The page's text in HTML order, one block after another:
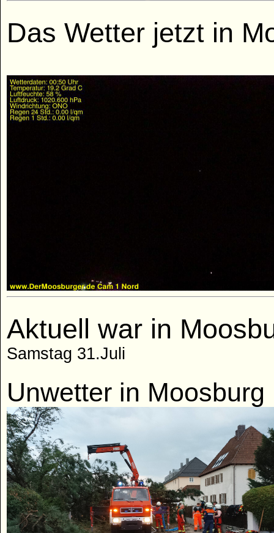
Das Wetter jetzt in
Aktuell war in
Samstag 31.Juli
Unwetter in Moosburg